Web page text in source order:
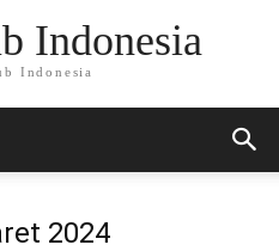
Indonesia
Indonesia
2024